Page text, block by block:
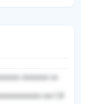
xxxxxxxx xx
xxx 1,6